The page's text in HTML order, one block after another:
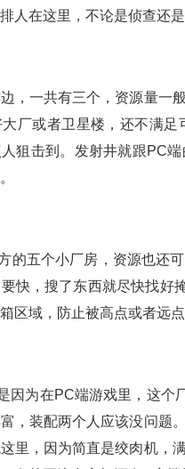
人在这里，不论是侦查还
，一共有三个，资源量一
大厂或者卫星楼，还不满
狙击到。发射井就跟PC
的五个小厂房，资源也还
快，搜了东西就尽快找好
区域，防止被高点或者远点
因为在PC端游戏里，这个
，装配两个人应该没问题
里，因为简直是绞肉机，